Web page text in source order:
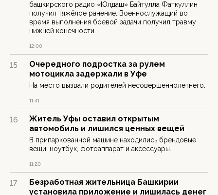
башкирского радио «Юлдаш» Байтулла Фаткуллин
получил тяжёлое ранение. Военнослужащий во
время выполнения боевой задачи получил травму
нижней конечности.
12:00
15
Очередного подростка за рулем
мотоцикла задержали в Уфе
На место вызвали родителей несовершеннолетнего.
11:41
16
Житель Уфы оставил открытым
автомобиль и лишился ценных вещей
В припаркованной машине находились брендовые
вещи, ноутбук, фотоаппарат и аксессуары.
11:20
17
Безработная жительница Башкирии
установила приложение и лишилась денег